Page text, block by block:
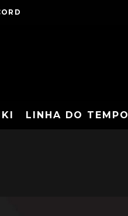
LINHA DO TEMPO